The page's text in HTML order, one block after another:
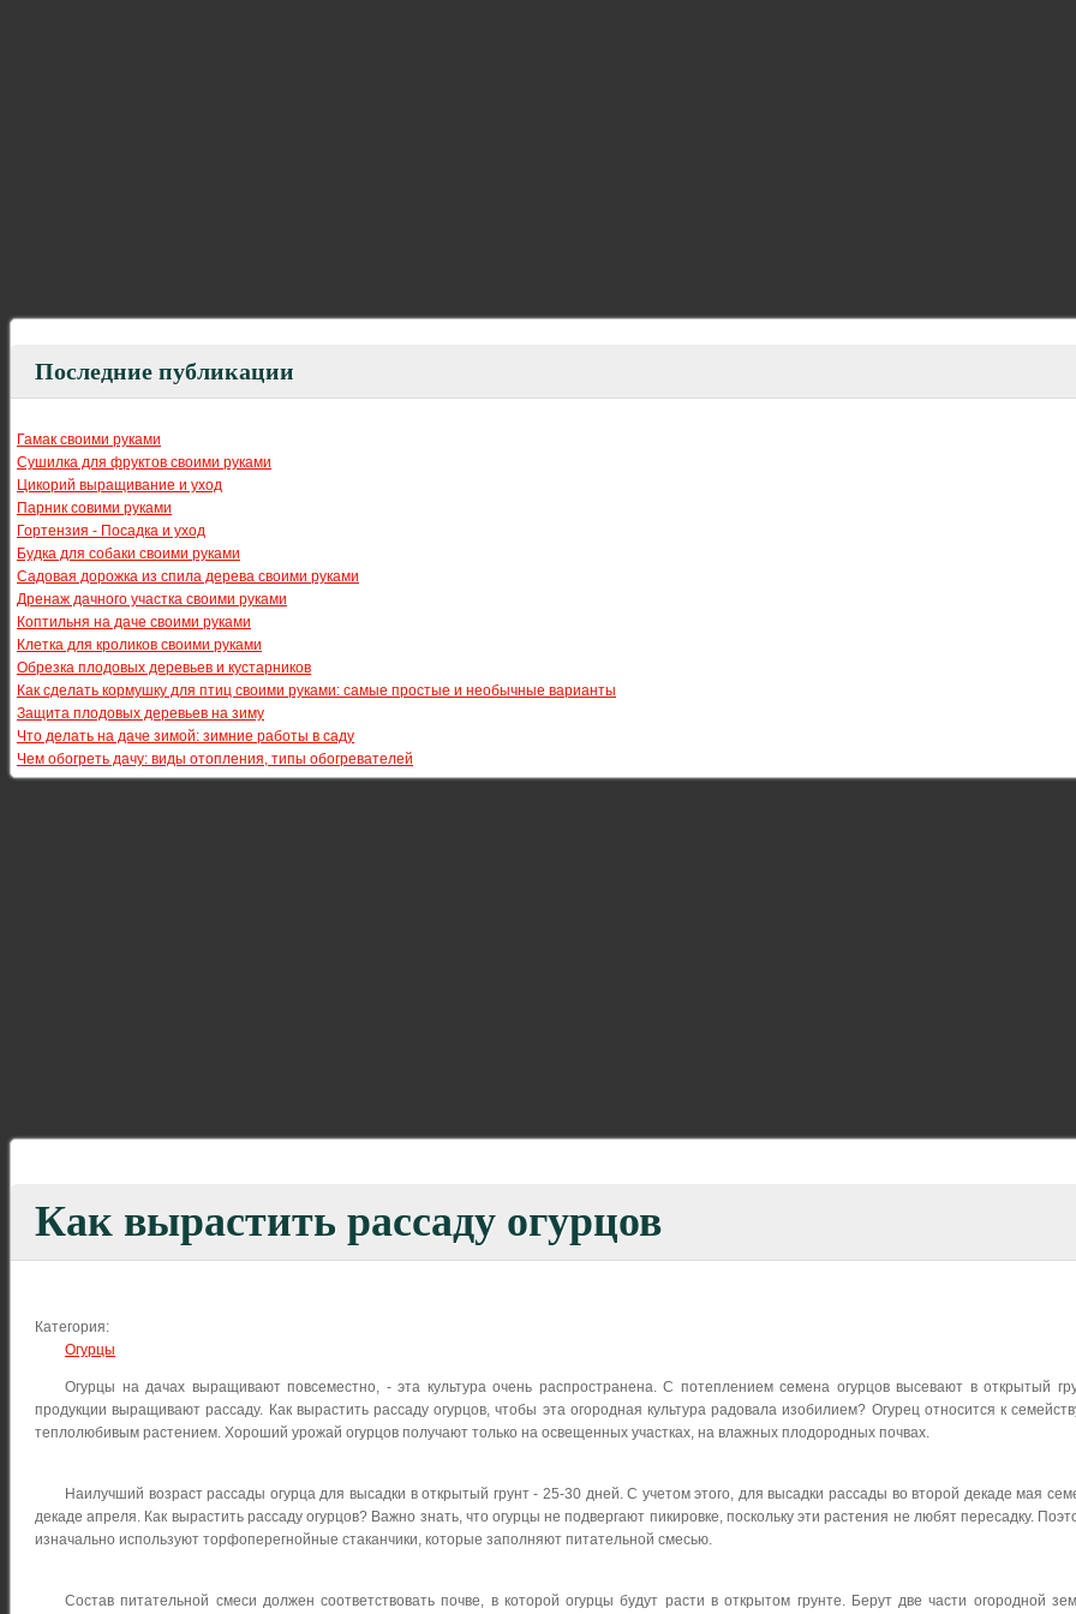
Последние публикации
Гамак своими руками
Сушилка для фруктов своими руками
Цикорий выращивание и уход
Парник совими руками
Гортензия - Посадка и уход
Будка для собаки своими руками
Садовая дорожка из спила дерева своими руками
Дренаж дачного участка своими руками
Коптильня на даче своими руками
Клетка для кроликов своими руками
Обрезка плодовых деревьев и кустарников
Как сделать кормушку для птиц своими руками: самые простые и необычные варианты
Защита плодовых деревьев на зиму
Что делать на даче зимой: зимние работы в саду
Чем обогреть дачу: виды отопления, типы обогревателей
Как вырастить рассаду огурцов
Категория:
Огурцы
Огурцы на дачах выращивают повсеместно, - эта культура очень распространена. С потеплением семена огурцов высевают в открытый
продукции выращивают рассаду. Как вырастить рассаду огурцов, чтобы эта огородная культура радовала изобилием? Огурец относится к
теплолюбивым растением. Хороший урожай огурцов получают только на освещенных участках, на влажных плодородных почвах.
Наилучший возраст рассады огурца для высадки в открытый грунт - 25-30 дней. С учетом этого, для высадки рассады во второй декаде мая
декаде апреля. Как вырастить рассаду огурцов? Важно знать, что огурцы не подвергают пикировке, поскольку эти растения не любят пересадку.
изначально используют торфоперегнойные стаканчики, которые заполняют питательной смесью.
Состав питательной смеси должен соответствовать почве, в которой огурцы будут расти в открытом грунте. Берут две части огородной